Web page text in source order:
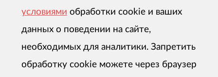
условиями обработки cookie и ваших
данных о поведении на сайте,
необходимых для аналитики. Запретить
обработку cookie можете через браузер